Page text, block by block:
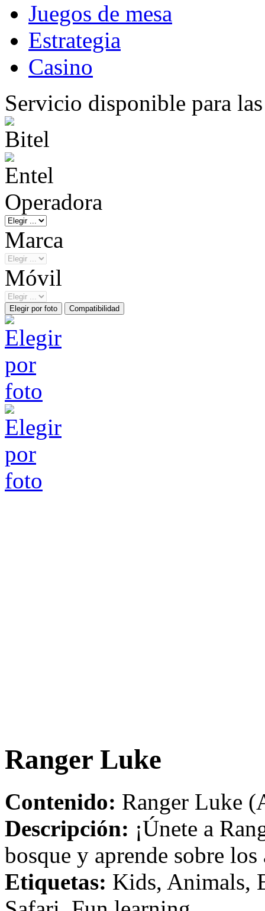
Juegos de mesa
Estrategia
Casino
Servicio disponible para
Operadora
Marca
Móvil
Ranger Luke
Contenido: Ranger Luke
Descripción: ¡Únete a
bosque y aprende sobre
Etiquetas: Kids, Animals,